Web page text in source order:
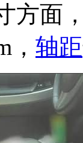
方面
轴距